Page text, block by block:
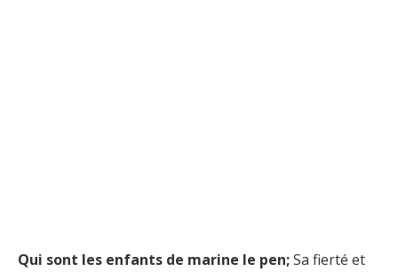
Qui sont les enfants de marine le pen;Sa fierté et